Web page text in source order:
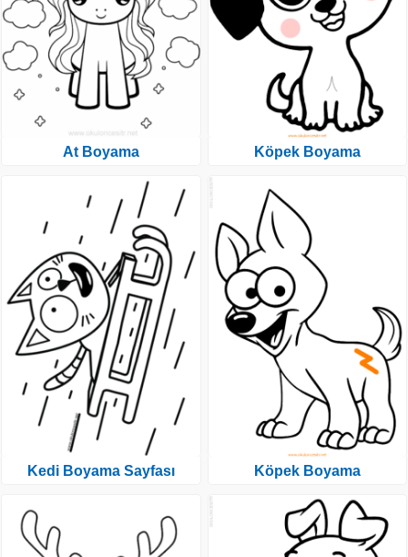
At Boyama
Kedi Boyama Sayfası
Köpek Boyama
Köpek Boyama